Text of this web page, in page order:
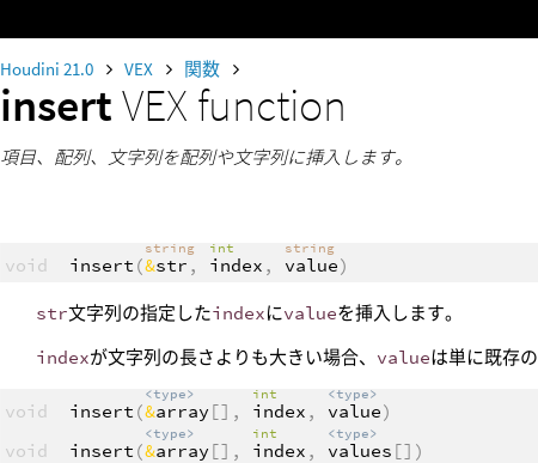
Houdini 21.0 VEX 関数
insertVEX function
項目、配列、文字列を配列や文字列に挿入します。
void insert (
string
&str ,
int
index ,
string
value)
str文字列の指定したindexにvalueを挿入します。
indexが文字列の長さよりも大きい場合、 valueは単に既存の
void insert (
<type>
&array [],
int
index ,
<type>
value)
void
insert (
<type>
&array [],
int
index ,
<type>
values [])